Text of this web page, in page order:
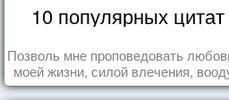
10 популярных
Позволь мне проповедовать
моей жизни, силой влечения,